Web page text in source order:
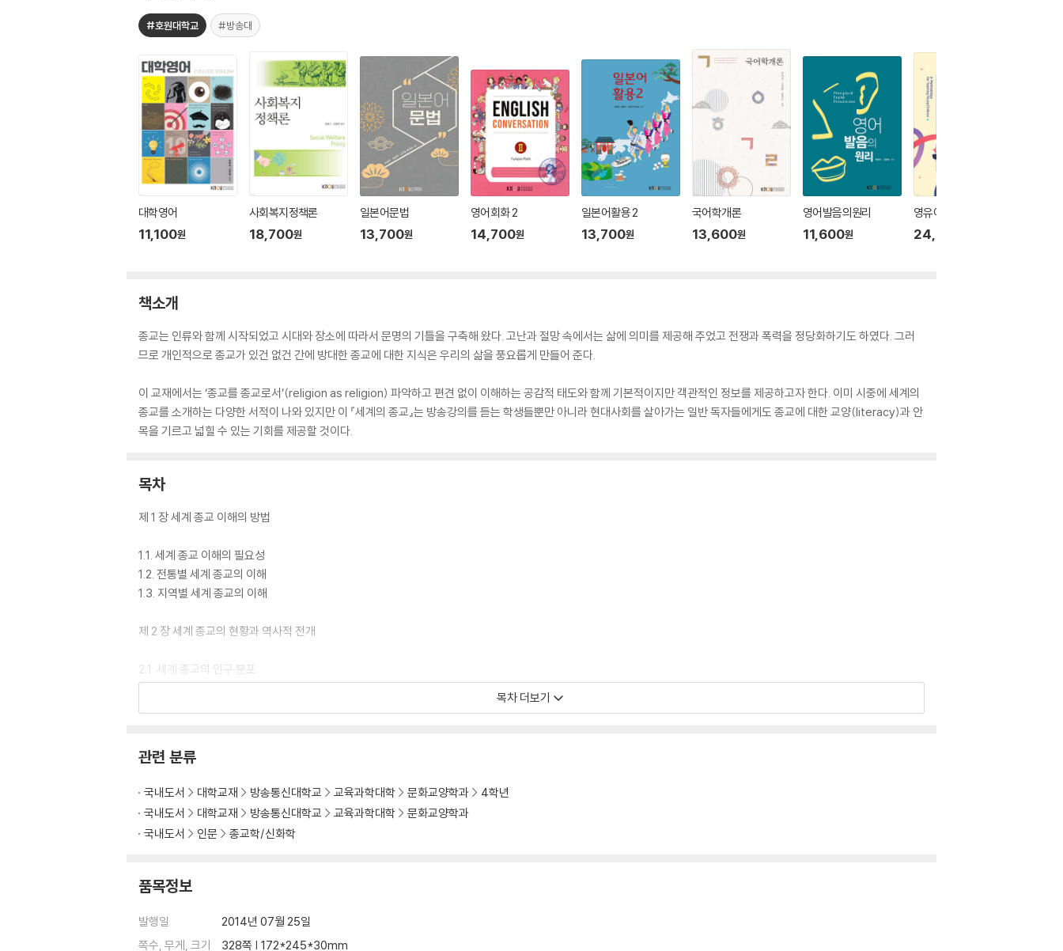
#호원대학교 #방송대
대학영어
11,100원
사회복지정책론
18,700원
일본어문법
13,700원
영어회화 2
14,700원
일본어활용 2
13,700원
국어학개론
13,600원
영어발음의원리
11,600원
영유아교수방법론
24,700
책소개
종교는 인류와 함께 시작되었고 시대와 장소에 따라서 문명의 기틀을 구축해 왔다. 고난과 절망 속에서는 삶에 의미를 제공해 주었고 전쟁과 폭력을 정당화하기도 하였다. 그러
므로 개인적으로 종교가 있건 없건 간에 방대한 종교에 대한 지식은 우리의 삶을 풍요롭게 만들어 준다.
이 교재에서는 ‘종교를 종교로서’(religion as religion) 파악하고 편견 없이 이해하는 공감적 태도와 함께 기본적이지만 객관적인 정보를 제공하고자 한다. 이미 시중에 세계의
종교를 소개하는 다양한 서적이 나와 있지만 이 『세계의 종교』는 방송강의를 듣는 학생들뿐만 아니라 현대사회를 살아가는 일반 독자들에게도 종교에 대한 교양(literacy)과 안
목을 기르고 넓힐 수 있는 기회를 제공할 것이다.
목차
제 1 장 세계 종교 이해의 방법
1.1. 세계 종교 이해의 필요성
1.2. 전통별 세계 종교의 이해
1.3. 지역별 세계 종교의 이해
제 2 장 세계 종교의 현황과 역사적 전개
2.1. 세계 종교의 인구 분포
2.2. 세계 종교인구의 지역적 분포
제 3 장 고대 근동 종교와 그리스·로마 종교
3.1. 이집트 종교의 이해
3.2. 메소포타미아 종교의 이해
3.3. 그리스 종교의 이해
제 4 장 유대교와 조로아스터교의 세계관과 역사
목차 더보기
관련 분류
국내도서 대학교재 방송통신대학교 교육과학대학 문화교양학과
4학년
국내도서
대학교재 방송통신대학교 교육과학대학
문화교양학과
국내도서
인문 종교학/신화학
품목정보
발행일
2014년 07월 25일
쪽수, 무게, 크기
328쪽 | 172*245*30mm